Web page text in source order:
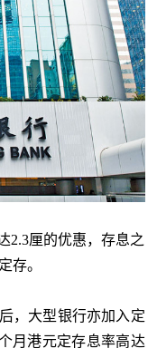
2.3厘的优惠，存息之
存。
，大型银行亦加入定
月港元定存息率高达